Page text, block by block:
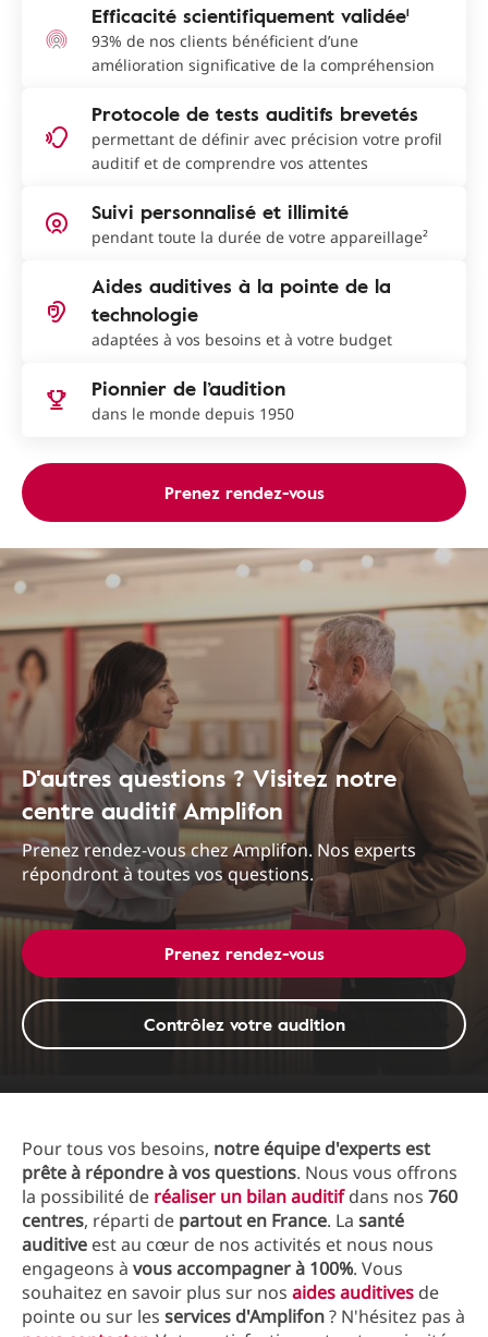
Efficacité scientifiquement validée¹
93% de nos clients bénéficient d’une
amélioration significative de la compréhension
Protocole de tests auditifs brevetés
permettant de définir avec précision votre profil
auditif et de comprendre vos attentes
Suivi personnalisé et illimité
pendant toute la durée de votre appareillage²
Aides auditives à la pointe de la
technologie
adaptées à vos besoins et à votre budget
Pionnier de l’audition
dans le monde depuis 1950
Prenez rendez-vous
D'autres questions ? Visitez notre
centre auditif Amplifon
Prenez rendez-vous chez Amplifon. Nos experts
répondront à toutes vos questions.
Prenez rendez-vous
Contrôlez votre audition
Pour tous vos besoins, notre équipe d'experts est
prête à répondre à vos questions. Nous vous offrons
la possibilité de réaliser un bilan auditifdans nos 760
centres, réparti de partout en France. La santé
auditive est au cœur de nos activités et nous nous
engageons à vous accompagner à 100%. Vous
souhaitez en savoir plus sur nos aides auditives de
pointe ou sur les services d'Amplifon? N'hésitez pas à